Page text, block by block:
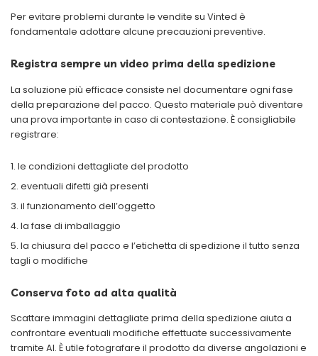
Per evitare problemi durante le vendite su Vinted è
fondamentale adottare alcune precauzioni preventive.
Registra sempre un video prima della spedizione
La soluzione più efficace consiste nel documentare ogni fase
della preparazione del pacco. Questo materiale può diventare
una prova importante in caso di contestazione. È consigliabile
registrare:
le condizioni dettagliate del prodotto
eventuali difetti già presenti
il funzionamento dell’oggetto
la fase di imballaggio
la chiusura del pacco e l’etichetta di spedizione il tutto senza
tagli o modifiche
Conserva foto ad alta qualità
Scattare immagini dettagliate prima della spedizione aiuta a
confrontare eventuali modifiche effettuate successivamente
tramite AI. È utile fotografare il prodotto da diverse angolazioni e